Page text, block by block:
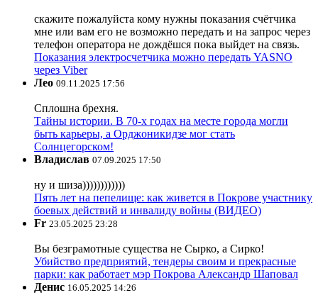
скажите пожалуйста кому нужны показания счётчика
мне или вам его не возможно передать и на запрос через
телефон оператора не дождёшся пока выйдет на связь.
Показания электросчетчика можно передать YASNO
через Viber
Лео 09.11.2025 17:56
Сплошна брехня.
Тайны истории. В 70-х годах на месте города могли
быть карьеры, а Орджоникидзе мог стать
Солнцегорском!
Владислав 07.09.2025 17:50
ну и шиза))))))))))))
Пять лет на пепелище: как живется в Покрове участнику
боевых действий и инвалиду войны (ВИДЕО)
Fr 23.05.2025 23:28
Вы безграмотные существа не Сырко, а Сирко!
Убийство предприятий, тендеры своим и прекрасные
парки: как работает мэр Покрова Александр Шаповал
Денис 16.05.2025 14:26